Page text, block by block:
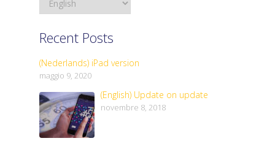
Recent Posts
(Nederlands) iPad version
maggio 9, 2020
(English) Update on update
novembre 8, 2018